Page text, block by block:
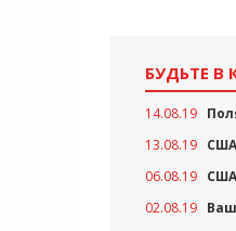
БУДЬТЕ В
14.08.19
13.08.19
06.08.19
02.08.19